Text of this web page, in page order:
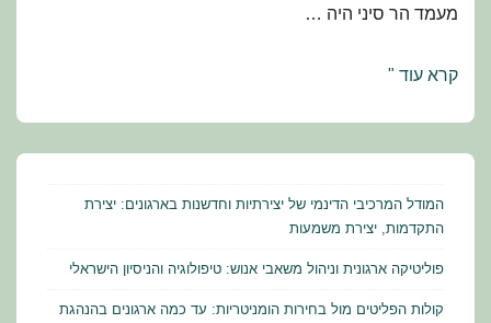
מעמד הר סיני היה …
פרשת
ועל
הבדחנים
קרא עוד "
המודל המרכיבי הדינמי של יצירתיות וחדשנות בארגונים: יצירת
התקדמות, יצירת משמעות
פוליטיקה ארגונית וניהול משאבי אנוש: טיפולוגיה והניסיון הישראלי
קולות הפליטים מול בחירות הומניטריות: עד כמה ארגונים בהנהגת